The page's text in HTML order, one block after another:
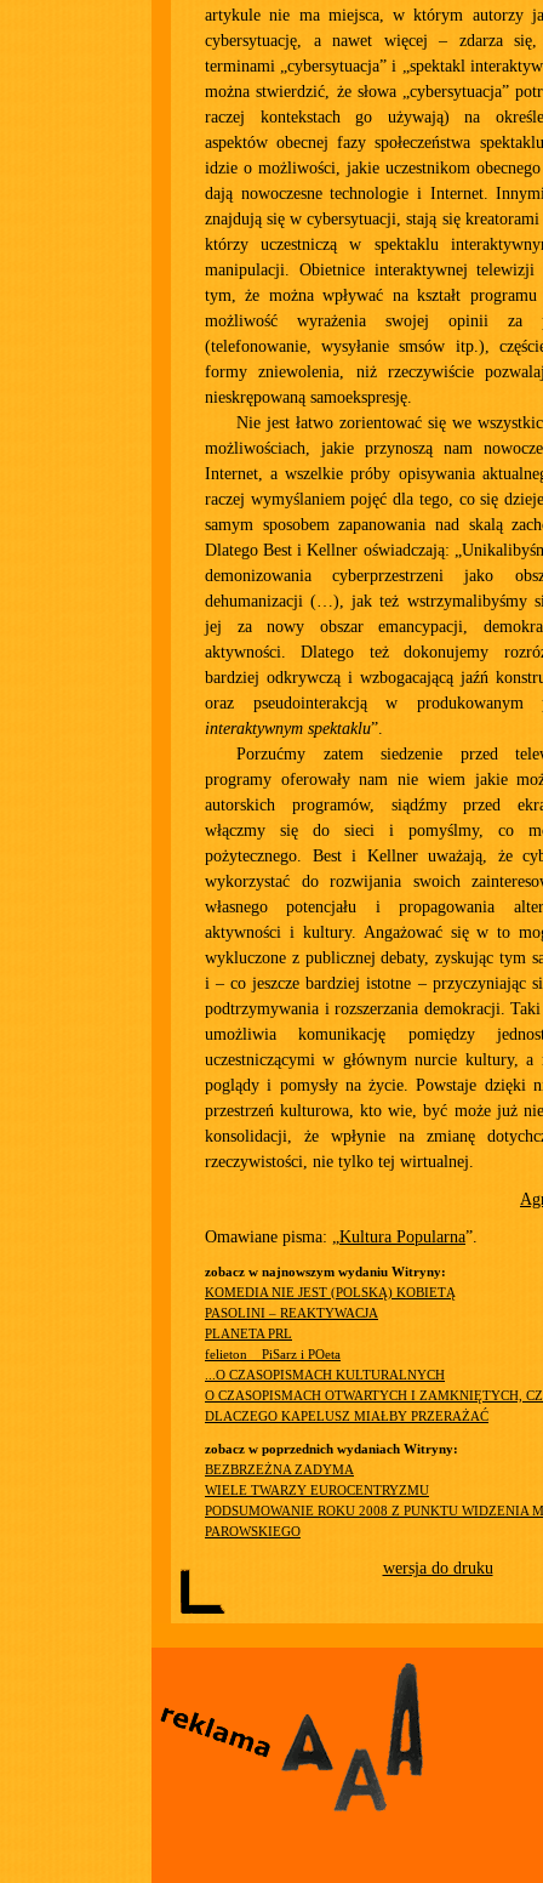
artykule nie ma miejsca, w którym autorzy
cybersytuację, a nawet więcej – zdarza się,
terminami „cybersytuacja” i „spektakl
można stwierdzić, że słowa „cybersytuacja”
raczej kontekstach go używają) na
aspektów obecnej fazy społeczeństwa
idzie o możliwości, jakie uczestnikom
dają nowoczesne technologie i Internet.
znajdują się w cybersytuacji, stają się
którzy uczestniczą w spektaklu
manipulacji. Obietnice interaktywnej telewizji
tym, że można wpływać na kształt
możliwość wyrażenia swojej opinii za
(telefonowanie, wysyłanie smsów itp.),
formy zniewolenia, niż rzeczywiście
nieskrępowaną samoekspresję.
Nie jest łatwo zorientować się we
możliwościach, jakie przynoszą nam
Internet, a wszelkie próby opisywania
raczej wymyślaniem pojęć dla tego, co się
samym sposobem zapanowania nad skalą
Dlatego Best i Kellner oświadczają:
demonizowania cyberprzestrzeni jako
dehumanizacji (…), jak też wstrzymalibyśmy
jej za nowy obszar emancypacji,
aktywności. Dlatego też dokonujemy
bardziej odkrywczą i wzbogacającą jaźń
oraz pseudointerakcją w produkowanym
interaktywnym spektaklu”.
Porzućmy zatem siedzenie przed
programy oferowały nam nie wiem jakie
autorskich programów, siądźmy przed
włączmy się do sieci i pomyślmy, co
pożytecznego. Best i Kellner uważają, że
wykorzystać do rozwijania swoich
własnego potencjału i propagowania
aktywności i kultury. Angażować się w to
wykluczone z publicznej debaty, zyskując tym
i – co jeszcze bardziej istotne – przyczyniając
podtrzymywania i rozszerzania demokracji.
umożliwia komunikację pomiędzy
uczestniczącymi w głównym nurcie kultury, a
poglądy i pomysły na życie. Powstaje dzięki
przestrzeń kulturowa, kto wie, być może już
konsolidacji, że wpłynie na zmianę
rzeczywistości, nie tylko tej wirtualnej.
Omawiane pisma: „Kultura Popularna”.
zobacz w najnowszym wydaniu Witryny:
KOMEDIA NIE JEST (POLSKĄ) KOBIETĄ
PASOLINI – REAKTYWACJA
PLANETA PRL
felieton__PiSarz i POeta
...O CZASOPISMACH KULTURALNYCH
O CZASOPISMACH OTWARTYCH I ZAMKNIĘTYCH,
DLACZEGO KAPELUSZ MIAŁBY PRZERAŻAĆ
zobacz w poprzednich wydaniach Witryny:
BEZBRZEŻNA ZADYMA
WIELE TWARZY EUROCENTRYZMU
PODSUMOWANIE ROKU 2008 Z PUNKTU WIDZENIA
PAROWSKIEGO
wersja do druku